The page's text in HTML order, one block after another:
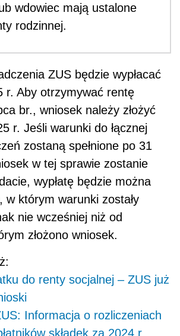
wdowiec mają ustalone
rodzinnej.
ZUS będzie wypłacać
r. Aby otrzymywać rentę
br., wniosek należy złożyć
r. Jeśli warunki do łącznej
zostaną spełnione po 31
w tej sprawie zostanie
wypłatę będzie można
w którym warunki zostały
nie wcześniej niż od
złożono wniosek.
do renty socjalnej – ZUS już
Informacja o rozliczeniach
składek za 2024 r.